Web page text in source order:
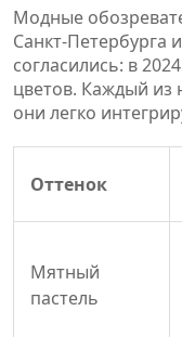
Модные
согласились: в
цветов. Каждый из
они легко
Оттенок
Мятный
пастель